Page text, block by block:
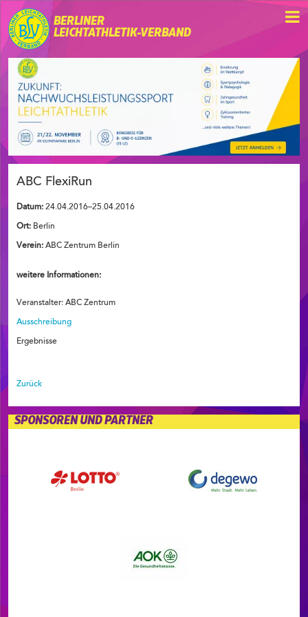
BERLINER
LEICHTATHLETIK-VERBAND
ABC FlexiRun
Datum: 24.04.2016–25.04.2016
Ort: Berlin
Verein: ABC Zentrum Berlin
weitere Informationen:
Veranstalter: ABC Zentrum
Ausschreibung
Ergebnisse
Zurück
SPONSOREN UND PARTNER